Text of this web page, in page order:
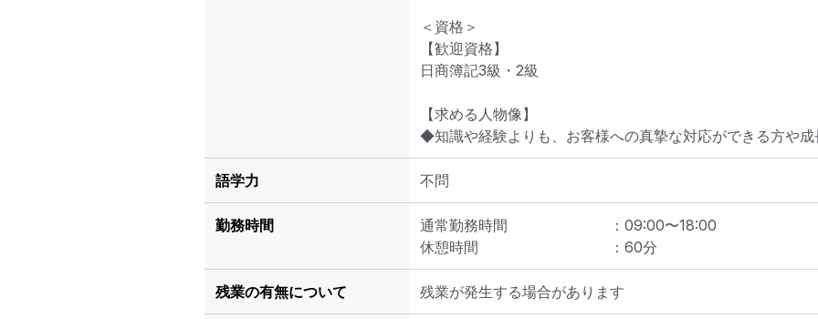
＜資格＞
【歓迎資格】
日商簿記3級・2級
【求める人物像】
◆知識や経験よりも、お客様への真摯な対応ができる方や
語学力 不問
勤務時間 通常勤務時間 ： 09:00〜18:00
休憩時間
： 60分
残業の有無について 残業が発生する場合があります